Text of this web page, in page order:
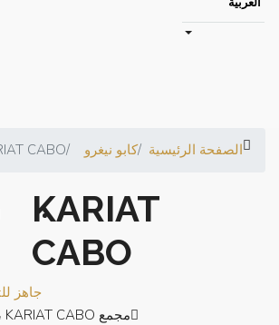
الصفحة الرئيسية كابو نيغرو CABO
KARIAT
CABO
جاهز
مجمع KARIAT CABO ، رقم 16 ، كابو نيغرو